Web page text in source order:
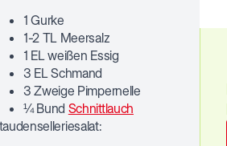
1 Gurke
1-2 TL Meersalz
1 EL weißen Essig
3 EL Schmand
3 Zweige Pimpernelle
¼ Bund Schnittlauch